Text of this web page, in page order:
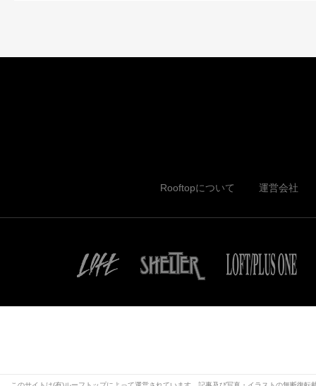
Rooftopについて 運営会社